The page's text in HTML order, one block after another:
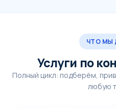
ЧТО МЫ
Услуги по
Полный цикл: подберём,
любую